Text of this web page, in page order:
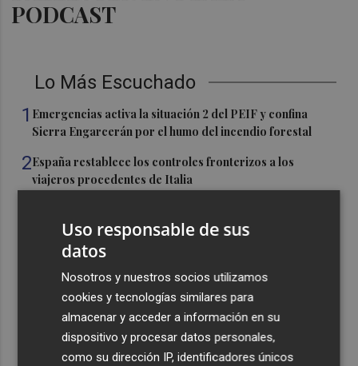
PODCAST
Lo Más Escuchado
1 Emergencias activa la situación 2 del PEIF y confina
Sierra Engarcerán por el humo del incendio forestal
2España restablece los controles fronterizos a los
viajeros procedentes de Italia
Ferran Torres, recibido con un baño de masas en su
pueblo: "Allá donde voy siempre digo que soy de Foios"
Foios se vuelca con Ferran Torres
Uso responsable de sus
datos
Nosotros y nuestros socios utilizamos
cookies y tecnologías similares para
almacenar y acceder a información en su
dispositivo y procesar datos personales,
como su dirección IP, identificadores únicos